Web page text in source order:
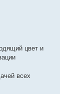
цвет и
всех